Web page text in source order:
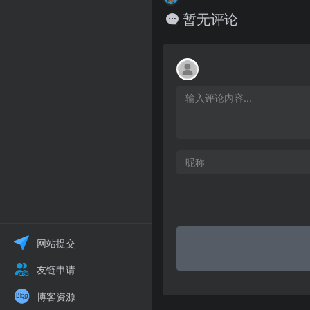
网站提交
友链申请
博客资源
暂无评论